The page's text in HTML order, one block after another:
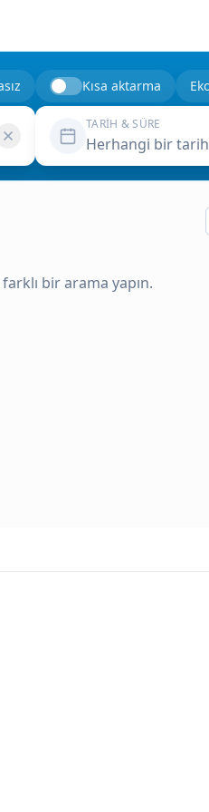
Kısa aktarma
TARIH & SÜRE
Herhangi bir tarih
bir arama yapın.